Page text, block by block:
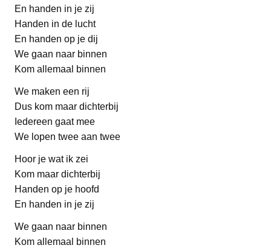
En handen in je zij
Handen in de lucht
En handen op je dij
We gaan naar binnen
Kom allemaal binnen
We maken een rij
Dus kom maar dichterbij
Iedereen gaat mee
We lopen twee aan twee
Hoor je wat ik zei
Kom maar dichterbij
Handen op je hoofd
En handen in je zij
We gaan naar binnen
Kom allemaal binnen